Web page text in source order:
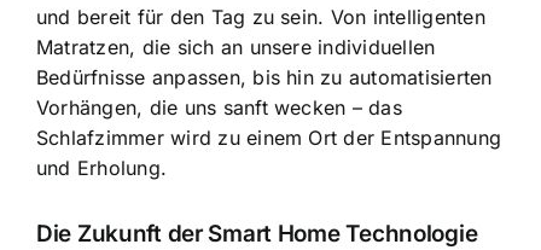
und bereit für den Tag zu sein. Von intelligenten
Matratzen, die sich an unsere individuellen
Bedürfnisse anpassen, bis hin zu automatisierten
Vorhängen, die uns sanft wecken – das
Schlafzimmer wird zu einem Ort der Entspannung
und Erholung.
Die Zukunft der Smart Home Technologie